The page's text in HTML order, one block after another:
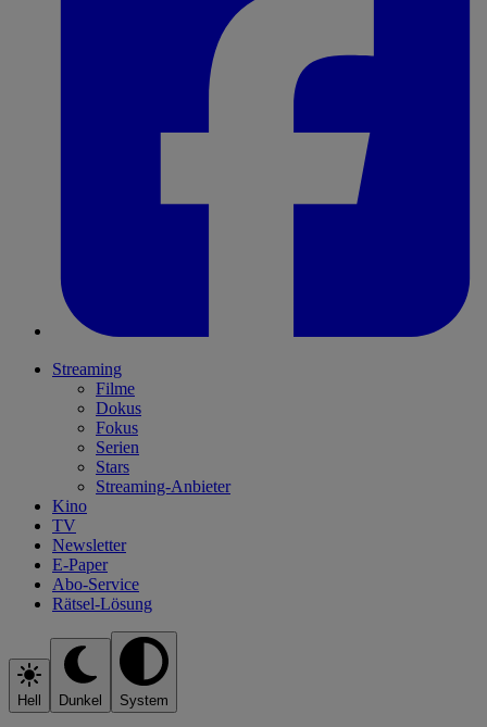
Streaming
Filme
Dokus
Fokus
Serien
Stars
Streaming-Anbieter
Kino
TV
Newsletter
E-Paper
Abo-Service
Rätsel-Lösung
Hell Dunkel System